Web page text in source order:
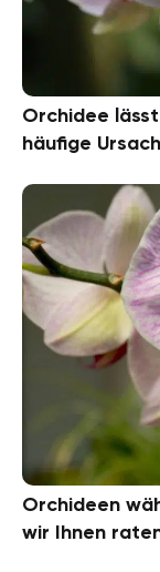
Orchidee
häufige
Orchideen
wir Ihnen